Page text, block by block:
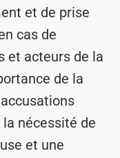
et de prise
cas de
et acteurs de la
de la
nécessité de
et une